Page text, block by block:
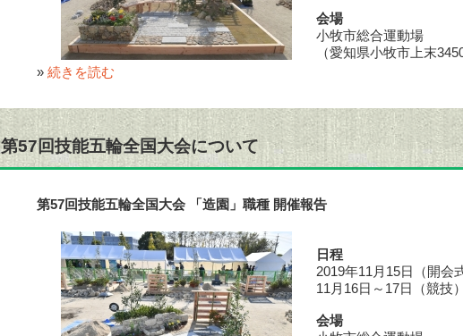
会場
小牧市総合運動場
（愛知県小牧市上末
» 続きを読む
第57回技能五輪全国大会について
第57回技能五輪全国大会 「造園」職種 開催報告
日程
2019年11月15日（開会
11月16日～17日（競技
会場